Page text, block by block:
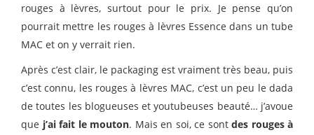
rouges à lèvres, surtout pour le prix. Je pense qu’on
pourrait mettre les rouges à lèvres Essence dans un tube
MAC et on y verrait rien.
Après c’est clair, le packaging est vraiment très beau, puis
c’est connu, les rouges à lèvres MAC, c’est un peu le dada
de toutes les blogueuses et youtubeuses beauté… j’avoue
que j’ai fait le mouton. Mais en soi, ce sont des rouges à